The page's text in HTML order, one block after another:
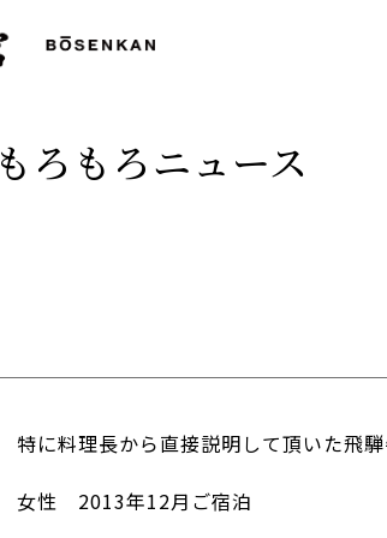
もろもろニュース
特に料理長から直接説明して頂いた飛
女性 2013年12月ご宿泊